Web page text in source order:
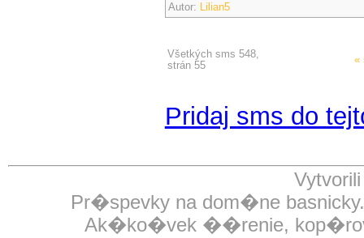
Autor: Lilian5
Všetkých sms 548,
strán 55
«
Pridaj sms do
Pr�spevky na dom�ne
Ak�ko�vek ��renie,